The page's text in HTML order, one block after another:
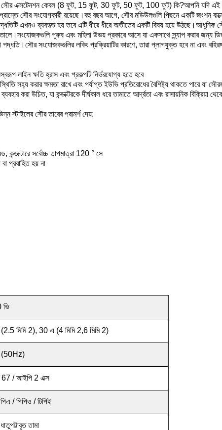
এক্সটেনশন কেবল (8 ফুট, 15 ফুট, 30 ফুট, 50 ফুট, 100 ফুট) কি?আপনি যদি এই
সৌর সংযোগকারী রয়েছে।বহু বছর আগে, সৌর মডিউলগুলি পিছনে একটি জংশন
এখনও ব্যবহৃত হয় তবে এটি ধীরে ধীরে অতীতের একটি বিষয় হয়ে
পুরুষ এবং মহিলা উভয় প্রকারে আসে যা একসাথে স্ন্যাপ করার জন্য
পদ্ধতি।সৌর সংযোজকগুলির লকিং প্রক্রিয়াটির কারণে, তারা প্লাগযুক্ত হবে না এবং
লাইন ক্ষতি হ্রাস এবং প্রকল্পটি নির্ভরযোগ্য হতে হবে
সহ্য করার ক্ষমতা রাখে এবং পর্যাপ্ত ইউভি প্রতিরোধের বৈশিষ্ট্য থাকতে পারে যা
করা উচিত, যা কন্ডাক্টরকে দীর্ঘকাল ধরে তামাতে আর্দ্রতা এবং রাসায়নিক বিক্রিয়া
স্টাইলের সৌর তারের পরামর্শ দেয়:
সর্বোচ্চ তাপমাত্রা 120 ° সে
প্রবাহিত হয় না
ভি
মিমি 2), 30 এ (4 মিমি 2,6 মিমি 2)
/ আইপি 2 এক্স
/ পিপিও / টিপিই
তামা